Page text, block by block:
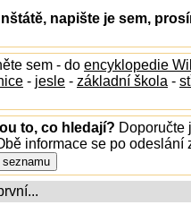
napište je sem,
sem - do encyklopedie
- jesle - základní škola -
to, co hledají? Doporučte
informace se po odeslání